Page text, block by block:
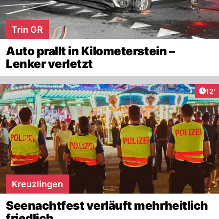
Trin GR
Auto prallt in Kilometerstein –
Lenker verletzt
12'
Kreuzlingen
Seenachtfest verläuft mehrheitlich